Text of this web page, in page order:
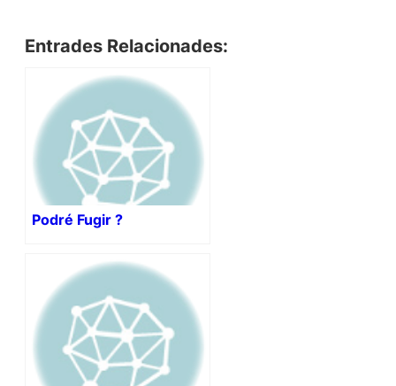
Entrades Relacionades:
Podré Fugir ?